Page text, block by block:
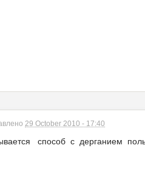
29 October 2010 - 17:40
способ с дерганием